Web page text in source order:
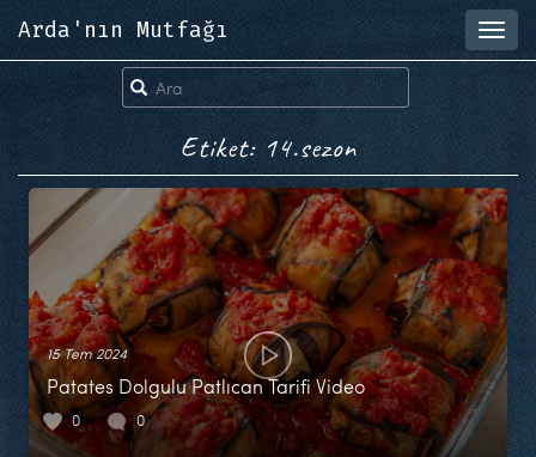
Arda'nın Mutfağı
Etiket: 14.sezon
15 Tem 2024
Patates Dolgulu Patlıcan Tarifi Video
0 0